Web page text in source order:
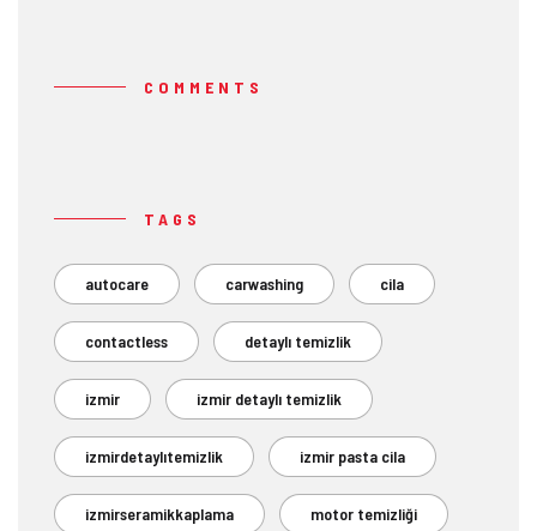
COMMENTS
TAGS
autocare carwashing cila
contactless detaylı temizlik
izmir izmir detaylı temizlik
izmirdetaylıtemizlik izmir pasta cila
izmirseramikkaplama motor temizliği